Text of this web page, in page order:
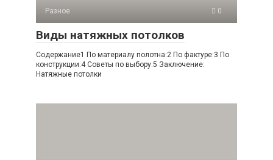
Разное 0
Виды натяжных потолков
Содержание1 По материалу полотна:2 По фактуре:3 По
конструкции:4 Советы по выбору:5 Заключение:
Натяжные потолки